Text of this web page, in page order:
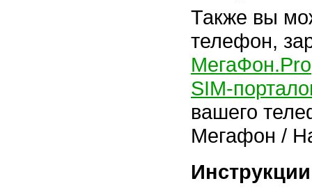
Также вы
телефон,
МегаФон.Pro
SIM-
вашего
Мегафон /